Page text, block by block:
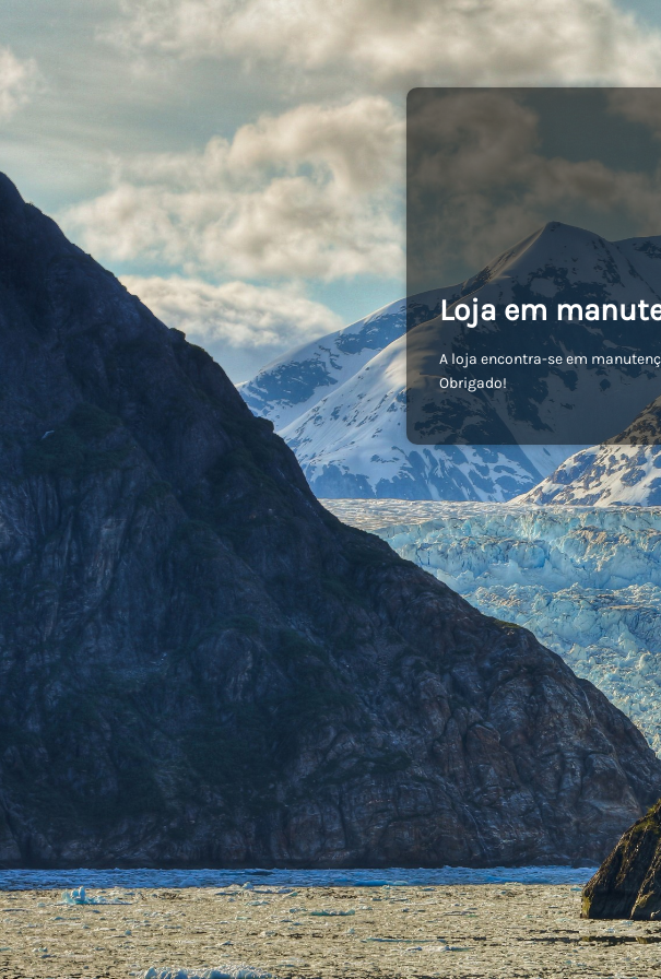
Loja em
A loja encontra-se em
Obrigado!